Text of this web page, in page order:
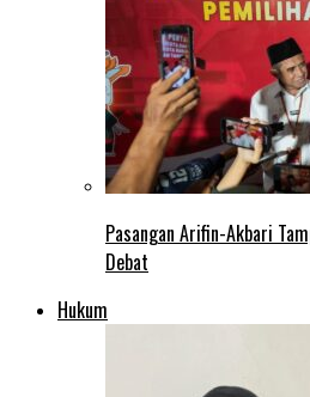
Pasangan Arifin-Akbari
Debat
Hukum